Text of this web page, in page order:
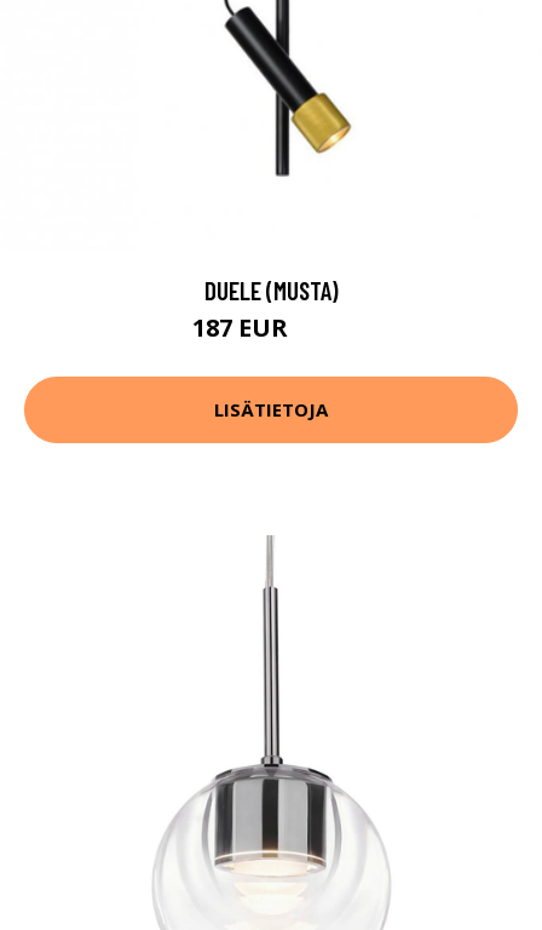
DUELE (MUSTA)
187 EUR
LISÄTIETOJA